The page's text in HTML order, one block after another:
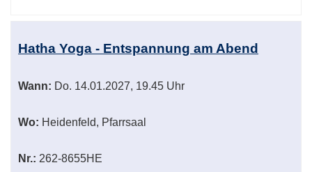
Hatha Yoga - Entspannung am Abend
Wann: Do. 14.01.2027, 19.45 Uhr
Wo: Heidenfeld, Pfarrsaal
Nr.: 262-8655HE